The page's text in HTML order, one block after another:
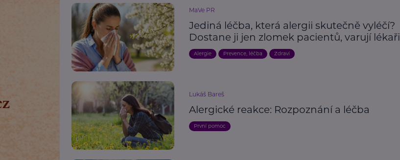
MaVe PR
Jediná léčba, která alergii skutečně vyléčí?
Dostane ji jen zlomek pacientů, varují lékaři
Alergie Prevence, léčba Zdraví
Lukáš Bareš
Alergické reakce: Rozpoznání a léčba
První pomoc